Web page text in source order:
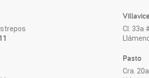
Cl. 33a
Pasto
Cra.